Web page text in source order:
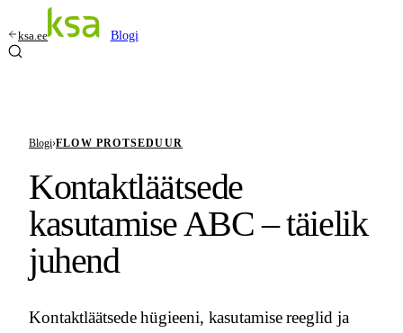
ksa.ee Blogi
Blogi›FLOW PROTSEDUUR
Kontaktläätsede
kasutamise ABC – täielik
juhend
Kontaktläätsede hügieeni, kasutamise reeglid ja